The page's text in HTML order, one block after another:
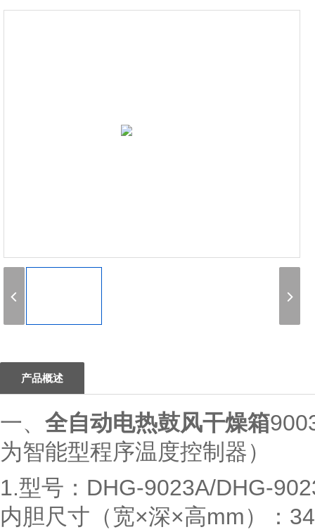
产品概述
一、 全自动电热鼓风干燥箱
为智能型程序温度控制器）
1.型号：DHG-9023A/DHG-
内胆尺寸（宽×深×高mm）：